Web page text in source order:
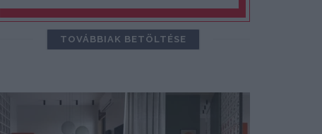
TOVÁBBIAK BETÖLTÉSE